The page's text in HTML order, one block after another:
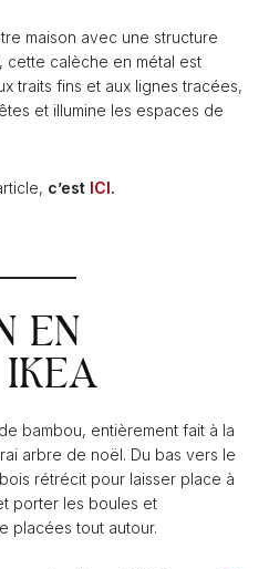
maison avec une structure
cette calèche en métal est
traits fins et aux lignes tracées,
et illumine les espaces de
c’est ICI.
EN
bambou, entièrement fait à la
arbre de noël. Du bas vers le
rétrécit pour laisser place à
porter les boules et
placées tout autour.